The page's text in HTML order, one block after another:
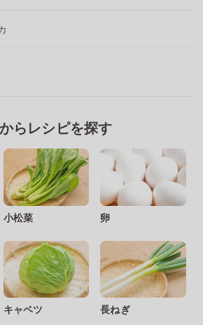
らレシピを探す
小松菜 卵
キャベツ 長ねぎ